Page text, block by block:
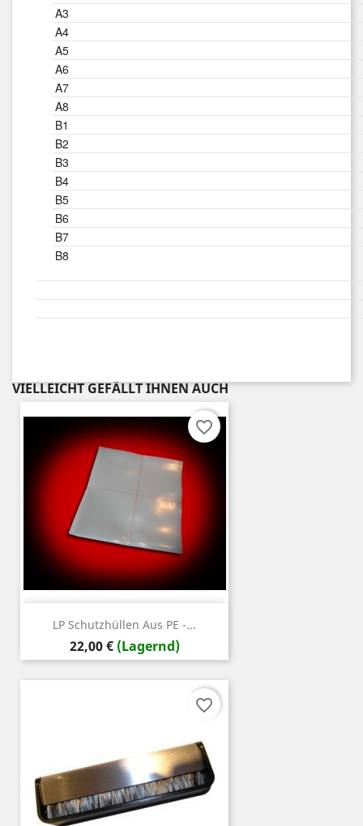
A3
A4
A5
A6
A7
A8
B1
B2
B3
B4
B5
B6
B7
B8
VIELLEICHT GEFÄLLT IHNEN AUCH
LP Schutzhüllen Aus PE -...
Preis
22,00 € (Lagernd)
favorite_border
favorite_border